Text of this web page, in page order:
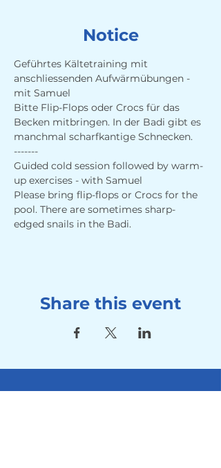
Notice
Geführtes Kältetraining mit
anschliessenden Aufwärmübungen -
mit Samuel
Bitte Flip-Flops oder Crocs für das
Becken mitbringen. In der Badi gibt es
manchmal scharfkantige Schnecken.
-------
Guided cold session followed by warm-
up exercises - with Samuel
Please bring flip-flops or Crocs for the
pool. There are sometimes sharp-
edged snails in the Badi.
Share this event